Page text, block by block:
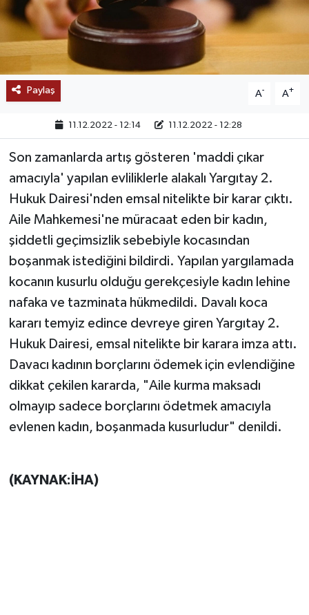
Paylaş A- A+
11.12.2022 - 12:14 11.12.2022 - 12:28
Son zamanlarda artış gösteren 'maddi çıkar
amacıyla' yapılan evliliklerle alakalı Yargıtay 2.
Hukuk Dairesi'nden emsal nitelikte bir karar çıktı.
Aile Mahkemesi'ne müracaat eden bir kadın,
şiddetli geçimsizlik sebebiyle kocasından
boşanmak istediğini bildirdi. Yapılan yargılamada
kocanın kusurlu olduğu gerekçesiyle kadın lehine
nafaka ve tazminata hükmedildi. Davalı koca
kararı temyiz edince devreye giren Yargıtay 2.
Hukuk Dairesi, emsal nitelikte bir karara imza attı.
Davacı kadının borçlarını ödemek için evlendiğine
dikkat çekilen kararda, "Aile kurma maksadı
olmayıp sadece borçlarını ödetmek amacıyla
evlenen kadın, boşanmada kusurludur" denildi.
(KAYNAK:İHA)
BÖLGE
KEŞFET
POPÜLER
DÜNYA
TREND
MEDYA
TEKNOLOJİ
YAŞAM
KÜLTÜR SANAT